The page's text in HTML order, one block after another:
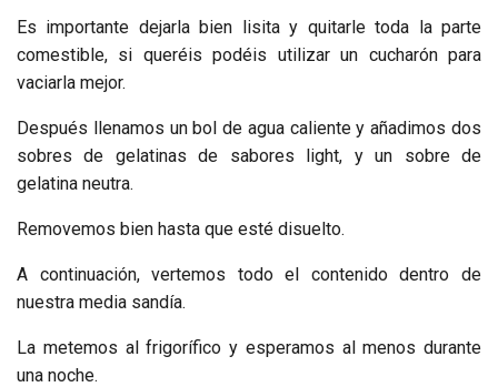
Es importante dejarla bien lisita y quitarle toda la parte
comestible, si queréis podéis utilizar un cucharón para
vaciarla mejor.
Después llenamos un bol de agua caliente y añadimos dos
sobres de gelatinas de sabores light, y un sobre de
gelatina neutra.
Removemos bien hasta que esté disuelto.
A continuación, vertemos todo el contenido dentro de
nuestra media sandía.
La metemos al frigorífico y esperamos al menos durante
una noche.